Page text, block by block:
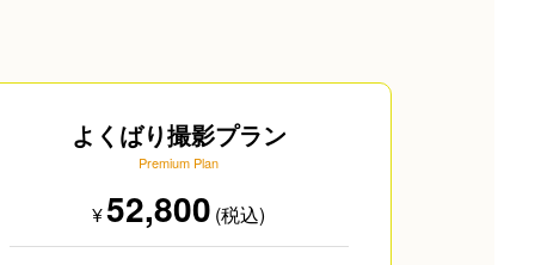
撮り/後撮り/当日撮り)
よくばり撮影プラン
Premium Plan
¥52,800 (税込)